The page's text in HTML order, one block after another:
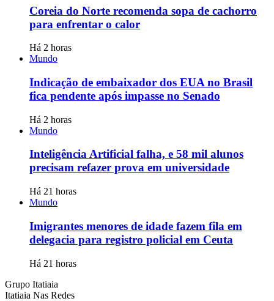
Coreia do Norte recomenda sopa de cachorro
para enfrentar o calor
Há 2 horas
Mundo
Indicação de embaixador dos EUA no Brasil
fica pendente após impasse no Senado
Há 2 horas
Mundo
Inteligência Artificial falha, e 58 mil alunos
precisam refazer prova em universidade
Há 21 horas
Mundo
Imigrantes menores de idade fazem fila em
delegacia para registro policial em Ceuta
Há 21 horas
Grupo Itatiaia
Itatiaia Nas Redes